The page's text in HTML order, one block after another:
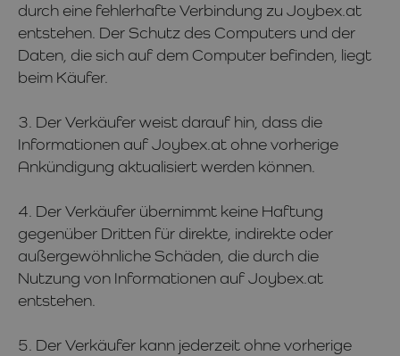
durch eine fehlerhafte Verbindung zu Joybex.at
entstehen. Der Schutz des Computers und der
Daten, die sich auf dem Computer befinden, liegt
beim Käufer.
3. Der Verkäufer weist darauf hin, dass die
Informationen auf Joybex.at ohne vorherige
Ankündigung aktualisiert werden können.
4. Der Verkäufer übernimmt keine Haftung
gegenüber Dritten für direkte, indirekte oder
außergewöhnliche Schäden, die durch die
Nutzung von Informationen auf Joybex.at
entstehen.
5. Der Verkäufer kann jederzeit ohne vorherige